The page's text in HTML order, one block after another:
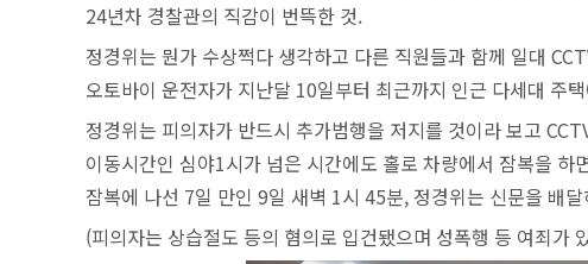
24년차 경찰관의 직감이 번뜩한 것.
정경위는 뭔가 수상쩍다 생각하고 다른 직원들과 함께 일대
오토바이 운전자가 지난달 10일부터 최근까지 인근 다세대 주
정경위는 피의자가 반드시 추가범행을 저지를 것이라 보고
이동시간인 심야1시가 넘은 시간에도 홀로 차량에서 잠복을 하
잠복에 나선 7일 만인 9일 새벽 1시 45분, 정경위는 신문을 배
(피의자는 상습절도 등의 혐의로 입건됐으며 성폭행 등 여죄가